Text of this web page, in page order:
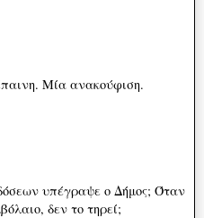
Μία ανακούφιση.
υπέγραψε ο Δήμος; Όταν
δεν το τηρεί;